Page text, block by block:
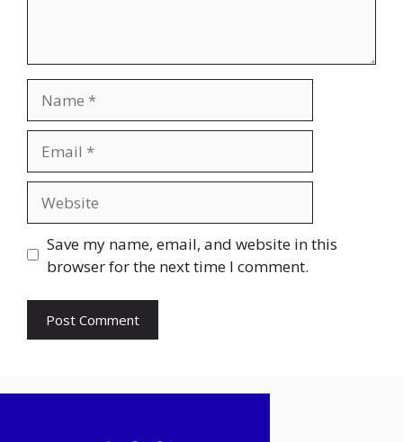
Save my name, email, and website in this
browser for the next time I comment.